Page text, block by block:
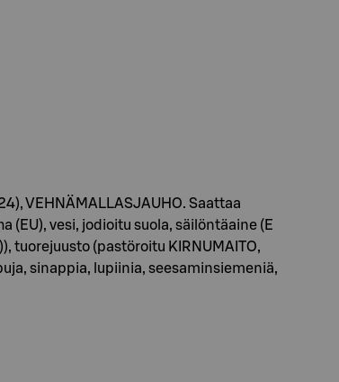
VEHNÄMALLASJAUHO. Saattaa
vesi, jodioitu suola, säilöntäaine (E
tuorejuusto (pastöroitu KIRNUMAITO,
sinappia, lupiinia, seesaminsiemeniä,